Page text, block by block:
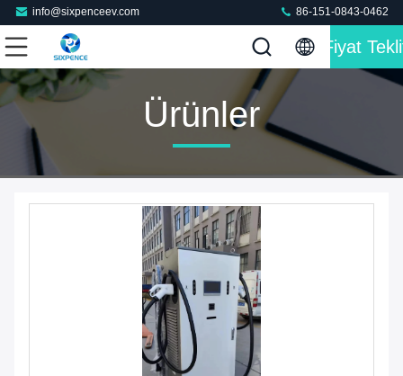
info@sixpenceev.com 86-151-0843-0462
Fiyat
Ürünler